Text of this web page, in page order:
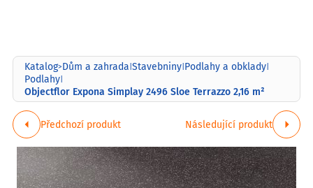
Katalog>Dům a zahrada|Stavebniny|Podlahy a obklady|
Podlahy|
Objectflor Expona Simplay 2496 Sloe Terrazzo 2,16 m²
Předchozí produkt Následující produkt